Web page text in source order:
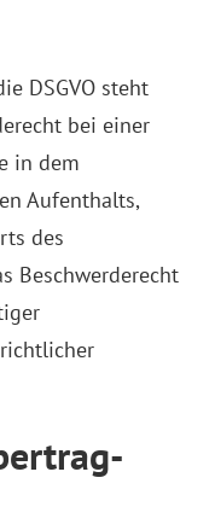
DSGVO steht
bei einer
in dem
Aufenthalts,
des
Beschwerderecht